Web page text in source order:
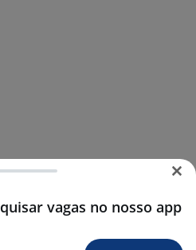
vagas no nosso app